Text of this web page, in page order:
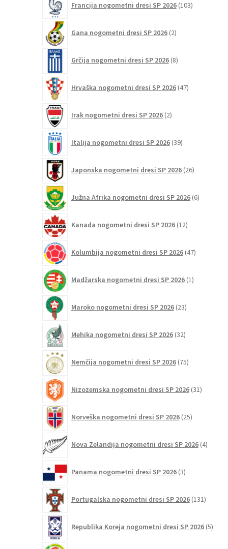
Francija nogometni dresi SP 2026 103izdelki
Gana nogometni dresi SP 2026 2izdelka
Grčija nogometni dresi SP 2026 8izdelkov
Hrvaška nogometni dresi SP 2026 47izdelkov
Irak nogometni dresi SP 2026 2izdelka
Italija nogometni dresi SP 2026 39izdelkov
Japonska nogometni dresi SP 2026 26izdelkov
Južna Afrika nogometni dresi SP 2026 6izdelkov
Kanada nogometni dresi SP 2026 12izdelkov
Kolumbija nogometni dresi SP 2026 47izdelkov
Madžarska nogometni dresi SP 2026 1izdelek
Maroko nogometni dresi SP 2026 23izdelkov
Mehika nogometni dresi SP 2026 32izdelkov
Nemčija nogometni dresi SP 2026 75izdelkov
Nizozemska nogometni dresi SP 2026 31izdelkov
Norveška nogometni dresi SP 2026 25izdelkov
Nova Zelandija nogometni dresi SP 2026 4izdelki
Panama nogometni dresi SP 2026 3izdelki
Portugalska nogometni dresi SP 2026 131
Republika Koreja nogometni dresi SP 2026 5